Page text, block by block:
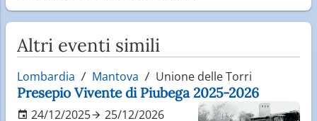
Altri eventi simili
Lombardia Mantova Unione delle Torri
Presepio Vivente di Piubega 2025-2026
24/12/2025 25/12/2026